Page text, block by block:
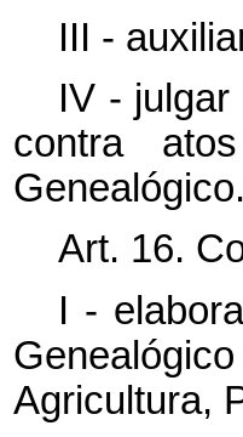
III -
IV -
contra
Genealógico.
Art. 16.
I -
Agricultura,